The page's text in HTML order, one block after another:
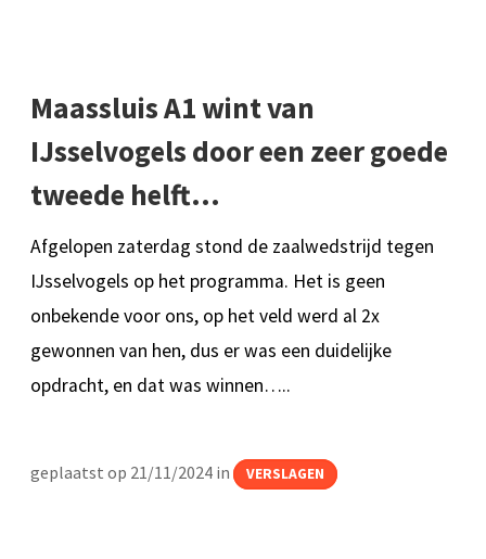
Maassluis A1 wint van
IJsselvogels door een zeer goede
tweede helft…
Afgelopen zaterdag stond de zaalwedstrijd tegen
IJsselvogels op het programma. Het is geen
onbekende voor ons, op het veld werd al 2x
gewonnen van hen, dus er was een duidelijke
opdracht, en dat was winnen…..
geplaatst op 21/11/2024 in VERSLAGEN